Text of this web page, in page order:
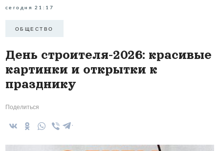
сегодня 21:17
ОБЩЕСТВО
День строителя-2026: красивые
картинки и открытки к
празднику
Поделиться